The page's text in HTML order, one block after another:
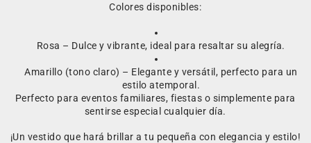
Colores disponibles:
Rosa – Dulce y vibrante, ideal para resaltar su alegría.
Amarillo (tono claro) – Elegante y versátil, perfecto para un
estilo atemporal.
Perfecto para eventos familiares, fiestas o simplemente para
sentirse especial cualquier día.
¡Un vestido que hará brillar a tu pequeña con elegancia y estilo!